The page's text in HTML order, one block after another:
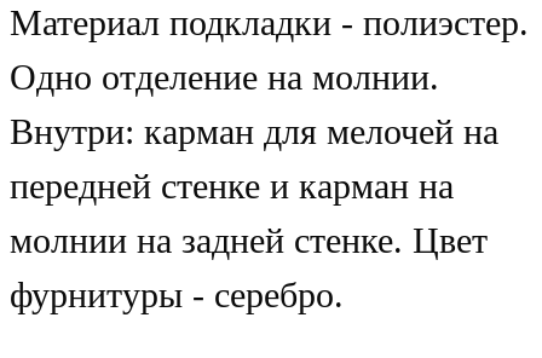
Материал подкладки - полиэстер.
Одно отделение на молнии.
Внутри: карман для мелочей на
передней стенке и карман на
молнии на задней стенке. Цвет
фурнитуры - серебро.